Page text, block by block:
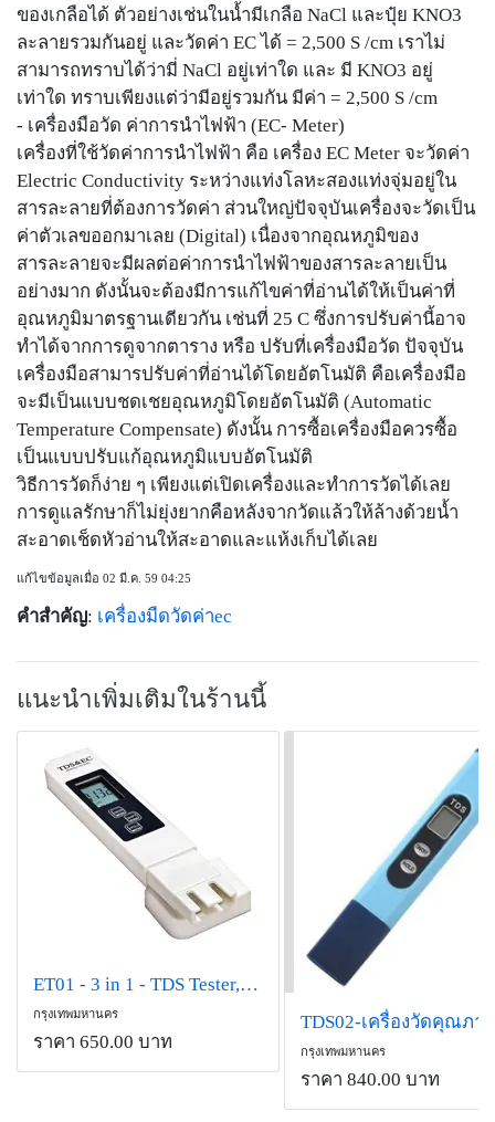
ของเกลือได้ ตัวอย่างเช่นในน้ำมีเกลือ NaCl และปุ๋ย KNO3
ละลายรวมกันอยู่ และวัดค่า EC ได้ = 2,500 S /cm เราไม่
สามารถทราบได้ว่ามี่ NaCl อยู่เท่าใด และ มี KNO3 อยู่
เท่าใด ทราบเพียงแต่ว่ามีอยู่รวมกัน มีค่า = 2,500 S /cm
- เครื่องมือวัด ค่าการนำไฟฟ้า (EC- Meter)
เครื่องที่ใช้วัดค่าการนำไฟฟ้า คือ เครื่อง EC Meter จะวัดค่า
Electric Conductivity ระหว่างแท่งโลหะสองแท่งจุ่มอยู่ใน
สารละลายที่ต้องการวัดค่า ส่วนใหญ่ปัจจุบันเครื่องจะวัดเป็น
ค่าตัวเลขออกมาเลย (Digital) เนื่องจากอุณหภูมิของ
สารละลายจะมีผลต่อค่าการนำไฟฟ้าของสารละลายเป็น
อย่างมาก ดังนั้นจะต้องมีการแก้ไขค่าที่อ่านได้ให้เป็นค่าที่
อุณหภูมิมาตรฐานเดียวกัน เช่นที่ 25 C ซึ่งการปรับค่านี้อาจ
ทำได้จากการดูจากตาราง หรือ ปรับที่เครื่องมือวัด ปัจจุบัน
เครื่องมือสามารปรับค่าที่อ่านได้โดยอัตโนมัติ คือเครื่องมือ
จะมีเป็นแบบชดเชยอุณหภูมิโดยอัตโนมัติ (Automatic
Temperature Compensate) ดังนั้น การซื้อเครื่องมือควรซื้อ
เป็นแบบปรับแก้อุณหภูมิแบบอัตโนมัติ
วิธีการวัดก็ง่าย ๆ เพียงแต่เปิดเครื่องและทำการวัดได้เลย
การดูแลรักษาก็ไม่ยุ่งยากคือหลังจากวัดแล้วให้ล้างด้วยน้ำ
สะอาดเช็ดหัวอ่านให้สะอาดและแห้งเก็บได้เลย
แก้ไขข้อมูลเมื่อ 02 มี.ค. 59 04:25
คำสำคัญ: เครื่องมืดวัดค่าec
แนะนำเพิ่มเติมในร้านนี้
ET01 - 3 in 1 - TDS Tester,EC meter,Thermometer วัดคุณภาพน้ำ
กรุงเทพมหานคร
ราคา 650.00 บาท กรุงเทพมหานคร
ราคา 840.00 บาท